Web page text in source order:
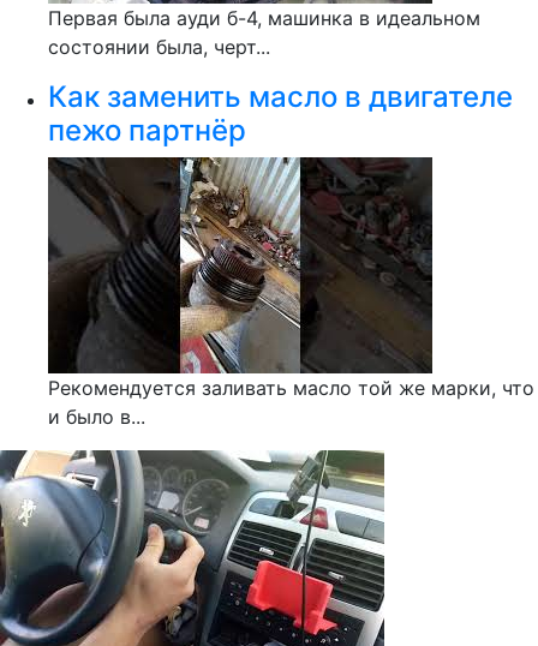
Первая была ауди б-4, машинка в идеальном
состоянии была, черт...
Как заменить масло в двигателе
пежо партнёр
Рекомендуется заливать масло той же марки, что
и было в...